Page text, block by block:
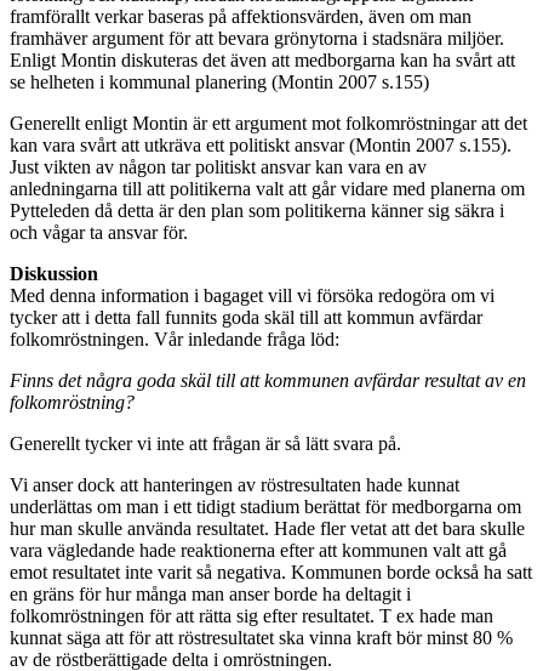
framförallt verkar baseras på affektionsvärden, även om man
framhäver argument för att bevara grönytorna i stadsnära miljöer.
Enligt Montin diskuteras det även att medborgarna kan ha svårt att
se helheten i kommunal planering (Montin 2007 s.155)
Generellt enligt Montin är ett argument mot folkomröstningar att det
kan vara svårt att utkräva ett politiskt ansvar (Montin 2007 s.155).
Just vikten av någon tar politiskt ansvar kan vara en av
anledningarna till att politikerna valt att går vidare med planerna om
Pytteleden då detta är den plan som politikerna känner sig säkra i
och vågar ta ansvar för.
Diskussion
Med denna information i bagaget vill vi försöka redogöra om vi
tycker att i detta fall funnits goda skäl till att kommun avfärdar
folkomröstningen. Vår inledande fråga löd:
Finns det några goda skäl till att kommunen avfärdar resultat av en
folkomröstning?
Generellt tycker vi inte att frågan är så lätt svara på.
Vi anser dock att hanteringen av röstresultaten hade kunnat
underlättas om man i ett tidigt stadium berättat för medborgarna om
hur man skulle använda resultatet. Hade fler vetat att det bara skulle
vara vägledande hade reaktionerna efter att kommunen valt att gå
emot resultatet inte varit så negativa. Kommunen borde också ha satt
en gräns för hur många man anser borde ha deltagit i
folkomröstningen för att rätta sig efter resultatet. T ex hade man
kunnat säga att för att röstresultatet ska vinna kraft bör minst 80 %
av de röstberättigade delta i omröstningen.